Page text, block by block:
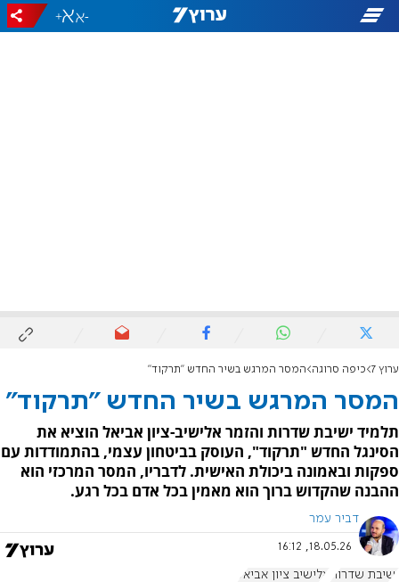
-
+
ערוץ 7 כיפה סרוגה המסר המרגש בשיר החדש "תרקוד"
המסר המרגש בשיר החדש "תרקוד"
תלמיד ישיבת שדרות והזמר אלישיב-ציון אביאל הוציא את
הסינגל החדש "תרקוד", העוסק בביטחון עצמי, בהתמודדות עם
ספקות ובאמונה ביכולת האישית. לדבריו, המסר המרכזי הוא
ההבנה שהקדוש ברוך הוא מאמין בכל אדם בכל רגע.
דביר עמר
18.05.26, 16:12
ישיבת שדרות אלישיב ציון אביאל